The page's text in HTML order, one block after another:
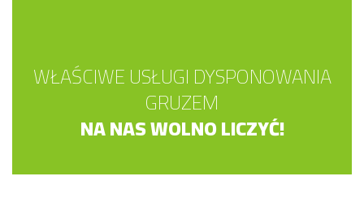
WŁAŚCIWE USŁUGI DYSPONOWANIA
GRUZEM
NA NAS WOLNO LICZYĆ!